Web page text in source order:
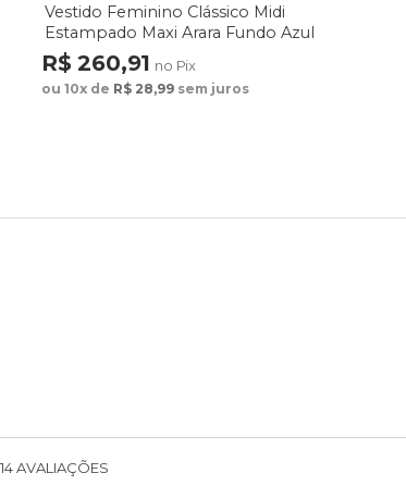
Vestido Feminino Clássico Midi
Estampado Maxi Arara Fundo Azul
R$ 260,91 no Pix
ou 10x de R$ 28,99 sem juros
14AVALIAÇÕES